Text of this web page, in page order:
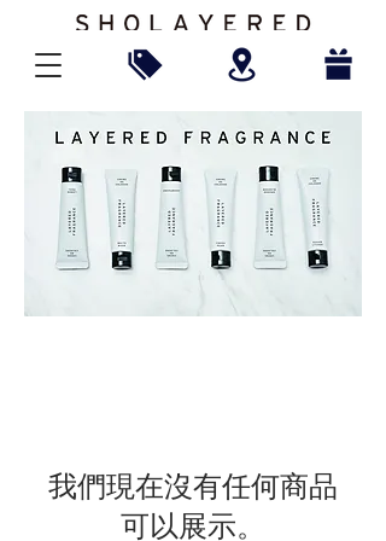
我們現在沒有任何商品
可以展示。